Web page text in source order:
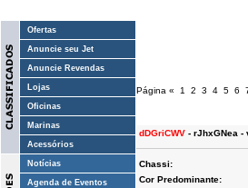
Ofertas
Anuncie seu Jet
Anuncie Revendas
Lojas
Oficinas
Marinas
Acessórios
Notícias
Agenda de Eventos
Página « 1 2 3 4 5 6
dDGriCWV - rJhxGNea -
Chassi:
Cor Predominante: